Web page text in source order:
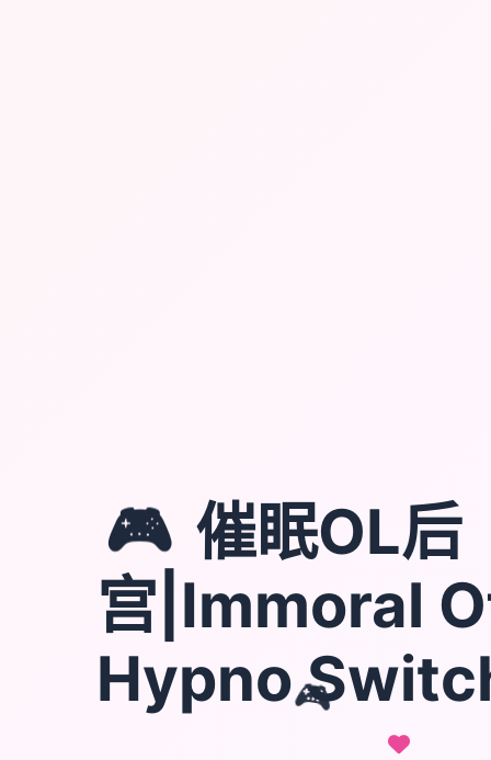
🎮
🎮 催眠OL后
宫|Immoral
Hypno